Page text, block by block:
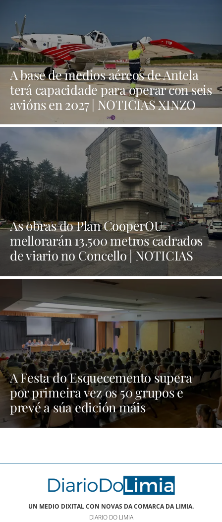
A base de medios aéreos de Antela
terá capacidade para operar con seis
avións en 2027 | NOTICIAS XINZO
As obras do Plan CooperOU
mellorarán 13.500 metros cadrados
de viario no Concello | NOTICIAS
A Festa do Esquecemento supera
por primeira vez os 50 grupos e
prevé a súa edición máis
multitudinaria | NOTICIAS XINZO
UN MEDIO DIXITAL CON NOVAS DA COMARCA DA LIMIA.
DIARIO DO LIMIA